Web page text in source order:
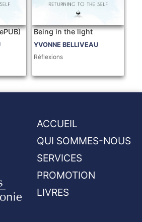
Being in the light
YVONNE BELLIVEAU
Réflexions
ACCUEIL
QUI SOMMES-NOUS
SERVICES
PROMOTION
LIVRES